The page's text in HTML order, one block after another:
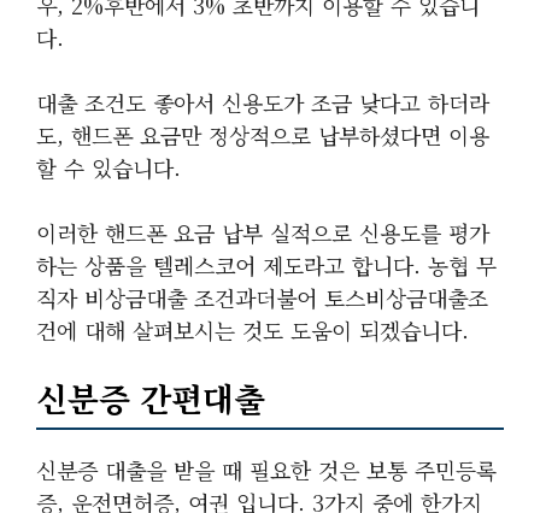
다.
대출 조건도 좋아서 신용도가 조금 낮다고 하더라
도, 핸드폰 요금만 정상적으로 납부하셨다면 이용
할 수 있습니다.
이러한 핸드폰 요금 납부 실적으로 신용도를 평가
하는 상품을 텔레스코어 제도라고 합니다. 농협 무
직자 비상금대출 조건과더불어 토스비상금대출조
건에 대해 살펴보시는 것도 도움이 되겠습니다.
신분증 간편대출
신분증 대출을 받을 때 필요한 것은 보통 주민등록
증, 운전면허증, 여권 입니다. 3가지 중에 한가지